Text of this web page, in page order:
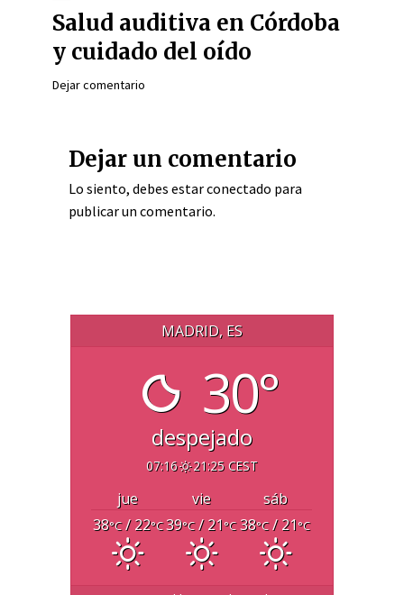
Salud auditiva en Córdoba
y cuidado del oído
Dejar comentario
Dejar un comentario
Lo siento, debes estarconectado para
publicar un comentario.
MADRID, ES
30°
despejado
07:16 21:25 CEST
jue vie
sáb
38°C/ 22°C39°C/ 21°C 38°C/ 21°C